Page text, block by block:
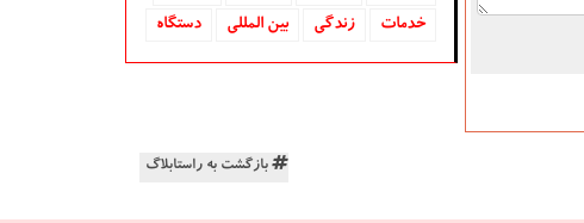
خدمات
زندگی بین المللی دستگاه
بازگشت به راستابلاگ